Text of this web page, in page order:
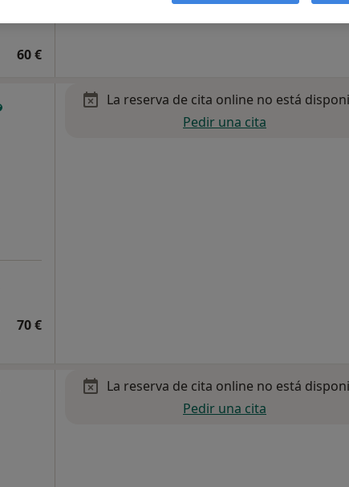
60 €
70 €
La reserva de cita online no está
Pedir una cita
La reserva de cita online no está
Pedir una cita